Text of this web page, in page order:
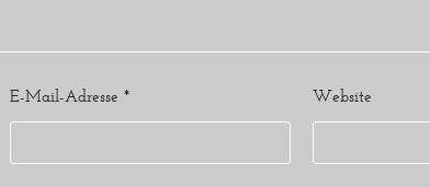
E-Mail-Adresse * Website